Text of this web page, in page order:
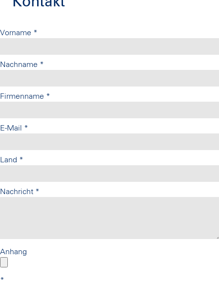
Vorname *
Nachname *
Firmenname *
E-Mail *
Land *
Nachricht *
Anhang
*